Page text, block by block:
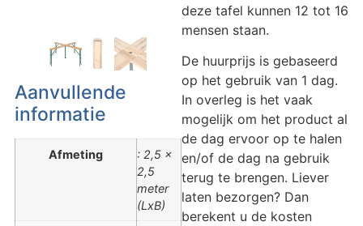
Aanvullende
informatie
Afmeting
: 2,5 x
2,5
meter
(LxB)
deze tafel kunnen 12 tot 16
mensen staan.
De huurprijs is gebaseerd
op het gebruik van 1 dag.
In overleg is het vaak
mogelijk om het product al
de dag ervoor op te halen
en/of de dag na gebruik
terug te brengen. Liever
laten bezorgen? Dan
berekent u de kosten